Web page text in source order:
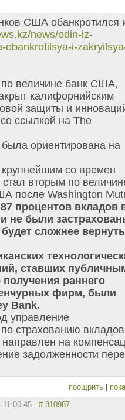
США обанкротился
news/odin-iz-
obankrotilsya-i-
величине банк США,
калифорнийским
защиты и
ссылкой на The
ориентирована на
крупнейшим со времен
стал вторым по
после Washington
процентов вкладов
не были
сложнее вернуть
ставших
раннего
фирм, были
Bank.
управление
страхованию
направлен на
задолженности
поощрить
11:00:45 # 810987